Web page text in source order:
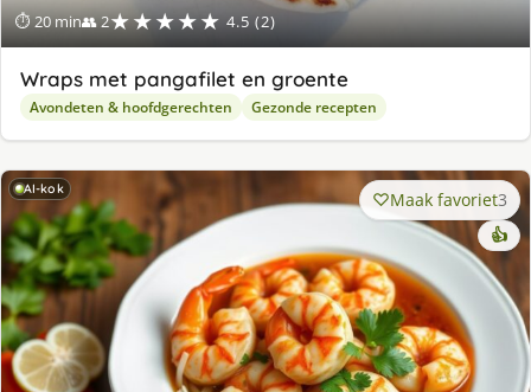
⏱ 20 min👥 2★★★★★ 4.5 (2)
Wraps met pangafilet en groente
Avondeten & hoofdgerechten Gezonde recepten
AI-kok Maak favoriet3
👍